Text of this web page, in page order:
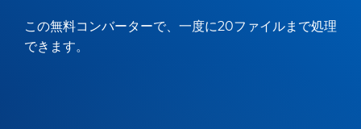
この無料コンバーターで、一度に20ファイルまで処理
できます。